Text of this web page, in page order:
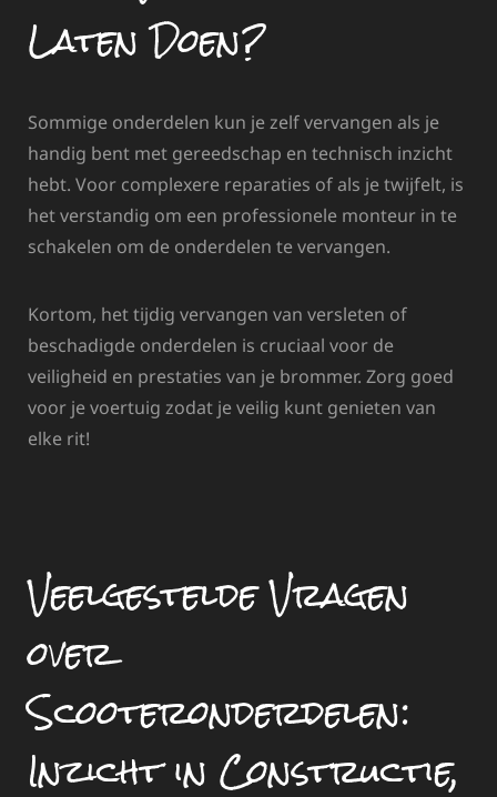
Laten Doen?
Sommige onderdelen kun je zelf vervangen als je
handig bent met gereedschap en technisch inzicht
hebt. Voor complexere reparaties of als je twijfelt, is
het verstandig om een professionele monteur in te
schakelen om de onderdelen te vervangen.
Kortom, het tijdig vervangen van versleten of
beschadigde onderdelen is cruciaal voor de
veiligheid en prestaties van je brommer. Zorg goed
voor je voertuig zodat je veilig kunt genieten van
elke rit!
Veelgestelde Vragen
over
Scooteronderdelen:
Inzicht in Constructie,